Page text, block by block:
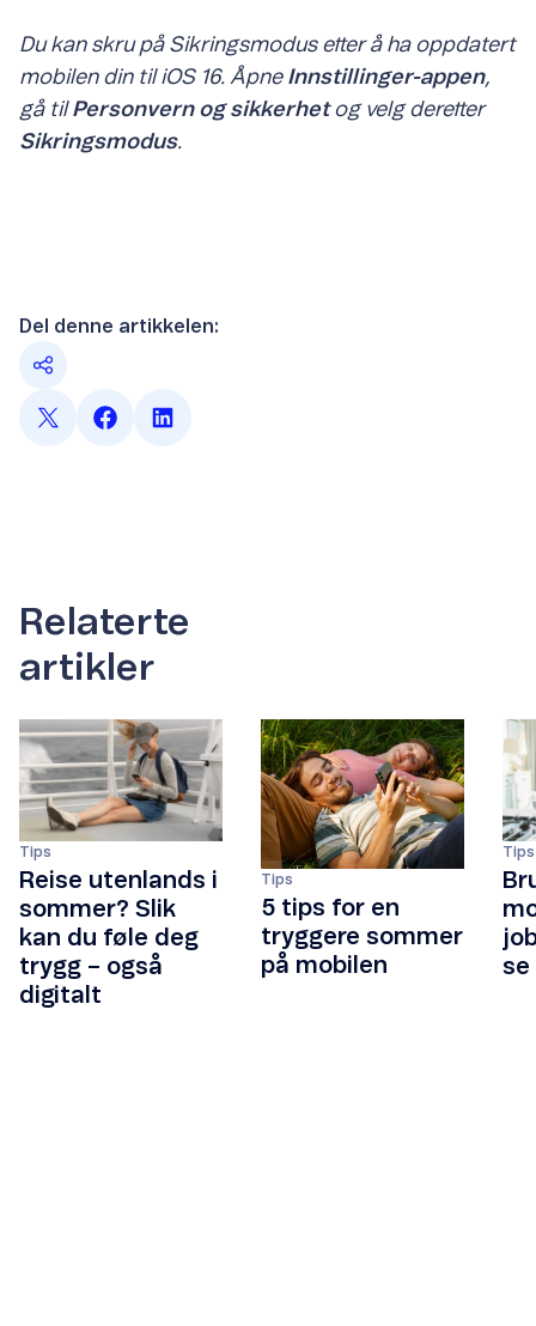
Du kan skru på Sikringsmodus etter å ha oppdatert
mobilen din til iOS 16. Åpne Innstillinger-appen,
gå tilPersonvern og sikkerhetog velg deretter
Sikringsmodus.
Del denne artikkelen:
Relaterte
artikler
Tips
Reise utenlands i
sommer? Slik
kan du føle deg
trygg – også
digitalt
Tips
5 tips for en
tryggere sommer
på mobilen
Tips
se